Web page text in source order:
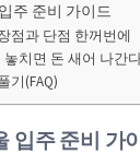
주 준비 가이드
점과 단점 한꺼번에
치면 돈 새어 나간
기(FAQ)
입주 준비 가